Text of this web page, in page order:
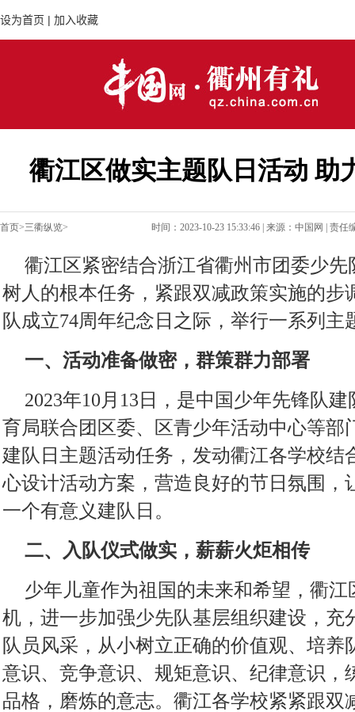
衢江区做实主题队日活动 助
时间： 2023-10-23 15:33:46| 来源： 中国网 | 责任
首页>三衢纵览>
衢江区紧密结合浙江省衢州市团委少
树人的根本任务，紧跟双减政策实施的步
队成立74周年纪念日之际，举行一系列主
一、活动准备做密，群策群力部署
2023年10月13日，是中国少年先锋队
育局联合团区委、区青少年活动中心等部
建队日主题活动任务，发动衢江各学校结
心设计活动方案，营造良好的节日氛围，
一个有意义建队日。
二、入队仪式做实，薪薪火炬相传
少年儿童作为祖国的未来和希望，衢
机，进一步加强少先队基层组织建设，充
队员风采，从小树立正确的价值观、培养
意识、竞争意识、规矩意识、纪律意识，
品格，磨炼的意志。衢江各学校紧紧跟双